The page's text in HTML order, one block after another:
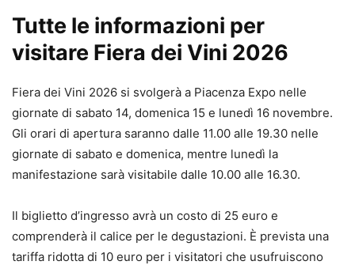
Tutte le informazioni per
visitare Fiera dei Vini 2026
Fiera dei Vini 2026 si svolgerà a Piacenza Expo nelle
giornate di sabato 14, domenica 15 e lunedì 16 novembre.
Gli orari di apertura saranno dalle 11.00 alle 19.30 nelle
giornate di sabato e domenica, mentre lunedì la
manifestazione sarà visitabile dalle 10.00 alle 16.30.
Il biglietto d’ingresso avrà un costo di 25 euro e
comprenderà il calice per le degustazioni. È prevista una
tariffa ridotta di 10 euro per i visitatori che usufruiscono